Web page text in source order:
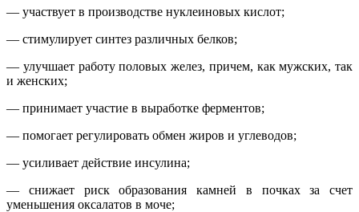
— участвует в производстве нуклеиновых кислот;
— стимулирует синтез различных белков;
— улучшает работу половых желез, причем, как мужских, так
и женских;
— принимает участие в выработке ферментов;
— помогает регулировать обмен жиров и углеводов;
— усиливает действие инсулина;
— снижает риск образования камней в почках за счет
уменьшения оксалатов в моче;